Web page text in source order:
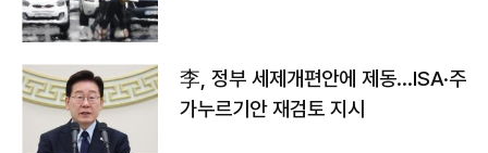
李, 정부 세제개편안에 제동…ISA·주
가누르기안 재검토 지시